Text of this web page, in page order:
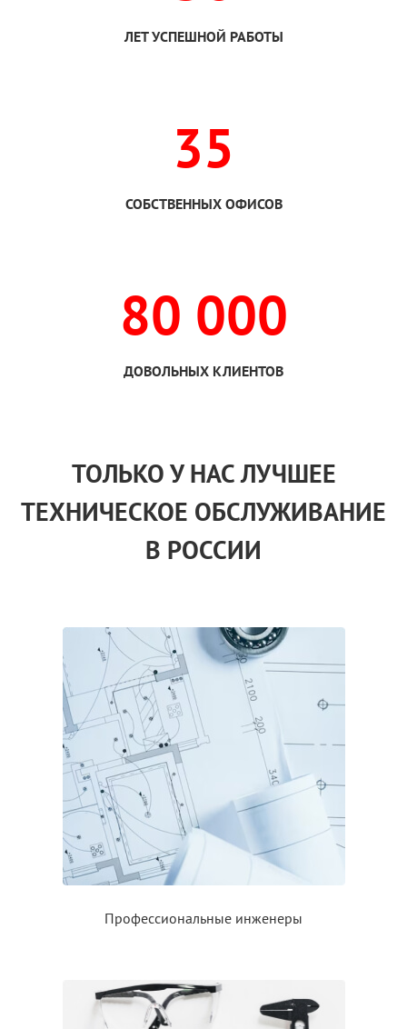
ЛЕТ УСПЕШНОЙ РАБОТЫ
35
СОБСТВЕННЫХ ОФИСОВ
80 000
ДОВОЛЬНЫХ КЛИЕНТОВ
ТОЛЬКОУ НАСЛУЧШЕЕ
ТЕХНИЧЕСКОЕ ОБСЛУЖИВАНИЕ
В РОССИИ
Профессиональные инженеры